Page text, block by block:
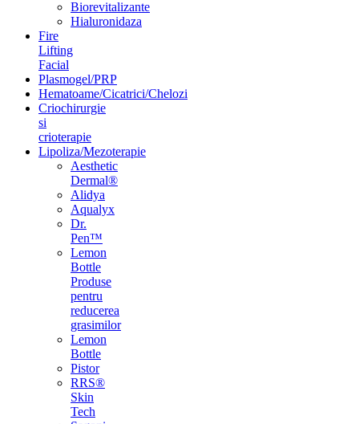
Biorevitalizante
Hialuronidaza
Fire
Lifting
Facial
Plasmogel/PRP
Hematoame/Cicatrici/Chelozi
Criochirurgie
si
crioterapie
Lipoliza/Mezoterapie
Aesthetic
Dermal®
Alidya
Aqualyx
Dr.
Pen™
Lemon
Bottle
Produse
pentru
reducerea
grasimilor
Lemon
Bottle
Pistor
RRS®
Skin
Tech